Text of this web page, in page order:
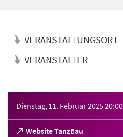
VERANSTALTUNGSORT
VERANSTALTER
Dienstag, 11. Februar 202520:00
Website TanzBau
(Öffnet